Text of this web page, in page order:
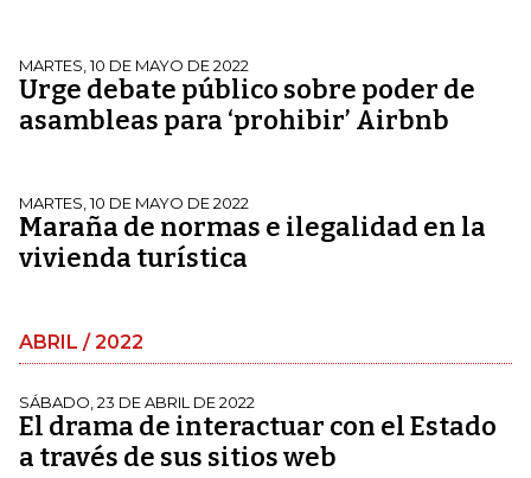
MARTES, 10 DE MAYO DE 2022
Urge debate público sobre poder de
asambleas para ‘prohibir’ Airbnb
MARTES, 10 DE MAYO DE 2022
Maraña de normas e ilegalidad en la
vivienda turística
ABRIL / 2022
SÁBADO, 23 DE ABRIL DE 2022
El drama de interactuar con el Estado
a través de sus sitios web